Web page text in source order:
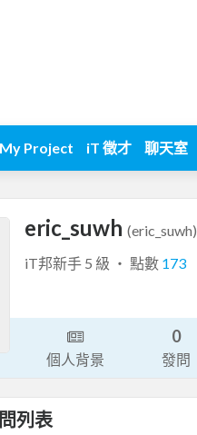
My Project iT 徵才 聊天室
eric_suwh (eric_suwh)
iT邦新手 5 級 ‧ 點數 173
個人背景
0
發問
列表